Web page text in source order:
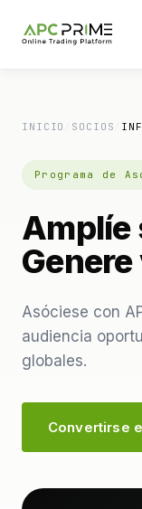
INICIO SOCIOS
Programa de
Amplíe
Asóciese con
audiencia
globales.
Convertirse